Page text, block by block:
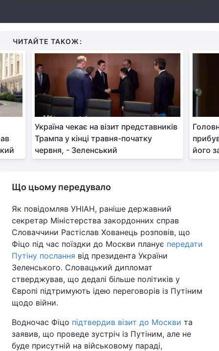
ЧИТАЙТЕ ТАКОЖ:
Україна чекає на візит представників
Трампа у кінці травня-початку
червня, - Зеленський
його
Що цьому передувало
Як повідомляв УНІАН, раніше державний
секретар Міністерства закордонних справ
Словаччини Растіслав Хованець розповів, що
Фіцо під час поїздки до Москви планує передати
Путіну послання від президента України
Зеленського. Словацький дипломат
стверджував, що дедалі більше політиків у
Європі підтримують ідею переговорів із Путіним
щодо війни.
Водночас Фіцо підтвердив візит до Москви та
заявив, що проведе зустріч із Путіним, але не
буде присутній на військовому параді,